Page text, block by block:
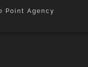
Point Agency